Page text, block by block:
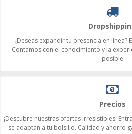
¿Deseas expandir tu presencia en línea?
Contamos con el conocimiento y la
posible
Precios
¡Descubre nuestras ofertas irresistibles!
se adaptan a tu bolsillo. Calidad y ahorro